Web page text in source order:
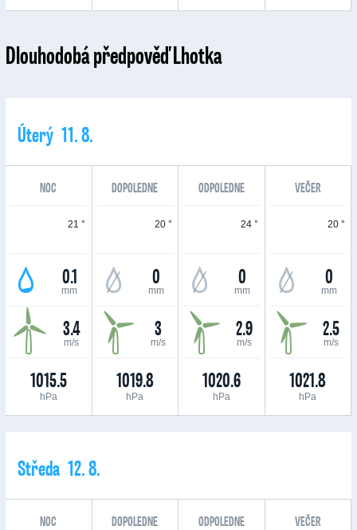
Dlouhodobá předpověď Lhotka
Úterý 11. 8.
NOC DOPOLEDNE ODPOLEDNE VEČER
21 °
0.1
mm
3.4
m/s
1015.5
hPa
20 °
0
mm
3
m/s
1019.8
hPa
24 °
0
mm
2.9
m/s
1020.6
hPa
20 °
0
mm
2.5
m/s
1021.8
hPa
Středa 12. 8.
NOC DOPOLEDNE ODPOLEDNE VEČER